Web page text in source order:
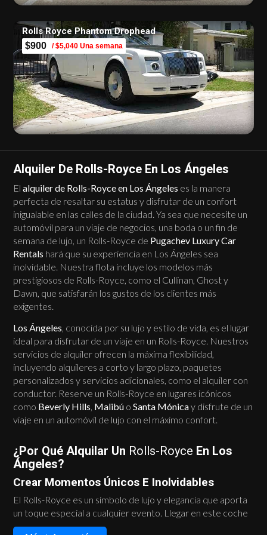
Rolls Royce Phantom Drophead
$900 / $5,040 Una semana
Alquiler De Rolls-Royce En Los Ángeles
Elalquiler de Rolls-Royce en Los Ángeles es la manera
perfecta de resaltar su estatus y disfrutar de un confort
inigualable en las calles de la ciudad. Ya sea que necesite un
automóvil para un viaje de negocios, una boda o un fin de
semana de lujo, un Rolls-Royce de Pugachev Luxury Car
Rentals hará que su experiencia en Los Ángeles sea
inolvidable. Nuestra flota incluye los modelos más
prestigiosos de Rolls-Royce, como el Cullinan, Ghost y
Dawn, que satisfarán los gustos de los clientes más
exigentes.
Los Ángeles , conocida por su lujo y estilo de vida, es el lugar
ideal para disfrutar de un viaje en un Rolls-Royce. Nuestros
servicios de alquiler ofrecen la máxima flexibilidad,
incluyendo alquileres a corto y largo plazo, paquetes
personalizados y servicios adicionales, como el alquiler con
conductor. Reserve un Rolls-Royce en lugares icónicos
como Beverly Hills Malibú oSanta Mónicay disfrute de un
viaje en un automóvil de lujo con el máximo confort.
¿Por Qué Alquilar Un Rolls-Royce En Los
Ángeles?
Crear Momentos Únicos E Inolvidables
El Rolls-Royce es un símbolo de lujo y elegancia que aporta
un toque especial a cualquier evento. Llegar en este coche
a un evento en Los Ángeles significa dejar una impresión